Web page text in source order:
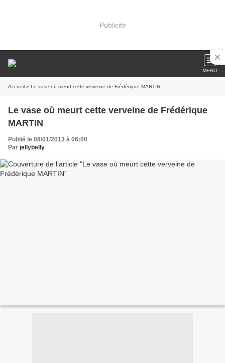
Publicité
MENU
Accueil » Le vase où meurt cette verveine de Frédérique MARTIN
Le vase où meurt cette verveine de Frédérique
MARTIN
Publié le 08/01/2013 à 06:00
Par jellybelly